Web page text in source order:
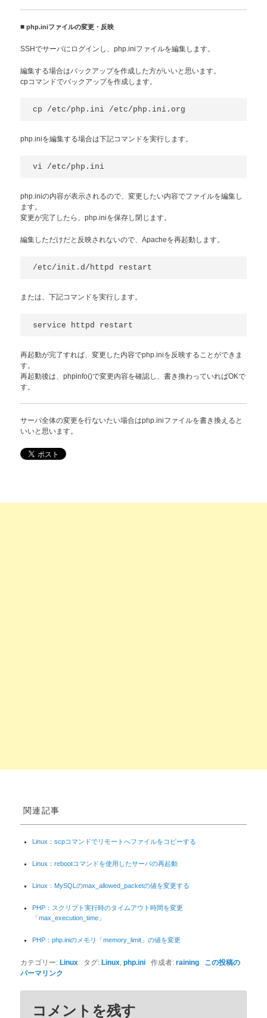
■php.iniファイルの変更・反映
SSHでサーバにログインし、php.iniファイルを編集します。
編集する場合はバックアップを作成した方がいいと思います。
cpコマンドでバックアップを作成します。
cp /etc/php.ini /etc/php.ini.org
php.iniを編集する場合は下記コマンドを実行します。
vi /etc/php.ini
php.iniの内容が表示されるので、変更したい内容でファイルを編集し
ます。
変更が完了したら、php.iniを保存し閉じます。
編集しただけだと反映されないので、Apacheを再起動します。
/etc/init.d/httpd restart
または、下記コマンドを実行します。
service httpd restart
再起動が完了すれば、変更した内容でphp.iniを反映することができま
す。
再起動後は、phpinfo()で変更内容を確認し、書き換わっていればOKで
す。
サーバ全体の変更を行ないたい場合はphp.iniファイルを書き換えると
いいと思います。
関連記事
Linux：scpコマンドでリモートへファイルをコピーする
Linux：rebootコマンドを使用したサーバの再起動
Linux：MySQLのmax_allowed_packetの値を変更する
PHP：スクリプト実行時のタイムアウト時間を変更
「max_execution_time」
PHP：php.iniのメモリ「memory_limit」の値を変更
カテゴリー: Linux タグ: Linux,php.ini 作成者:raining
この投稿の
パーマリンク
コメントを残す